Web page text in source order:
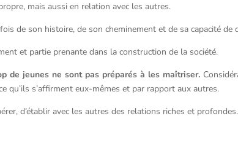
mais aussi en relation avec les autres.
de son histoire, de son cheminement et de sa capacité de
et partie prenante dans la construction de la société.
de jeunes ne sont pas préparés à les maîtriser.
qu’ils s’affirment eux-mêmes et par rapport aux autres.
d’établir avec les autres des relations riches et profondes.